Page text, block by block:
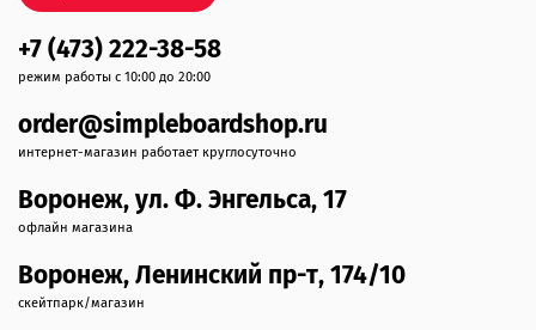
+7 (473) 222-38-58
режим работы с 10:00 до 20:00
order@simpleboardshop.ru
интернет-магазин работает круглосуточно
Воронеж, ул. Ф. Энгельса, 17
офлайн магазина
Воронеж, Ленинский пр-т, 174/10
скейтпарк/магазин